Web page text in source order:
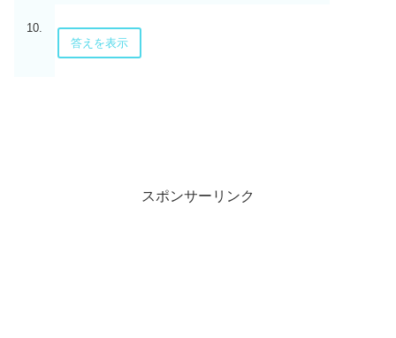
10.
答えを表示
スポンサーリンク